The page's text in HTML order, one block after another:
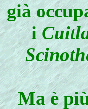
già
i
Ma è